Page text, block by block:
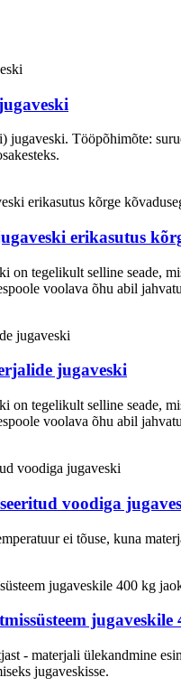
Tööpõhimõte:
erikasutus
on tegelikult selline seade,
voolava õhu abil
jugaveski
on tegelikult selline seade,
voolava õhu abil
voodiga
ei tõuse, kuna
jugaveskile
- materjali ülekandmine
jugaveskisse.